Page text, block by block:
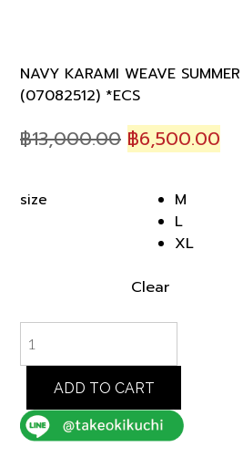
NAVY KARAMI WEAVE
(07082512) *ECS
฿13,000.00 Original
was:
฿13,000.00.
฿6,500.00
size
M
L
XL
Clear
KARAMI
WEAVE
SUMMER
HOODIE
SHIRT
(07082512)
ADD TO CART